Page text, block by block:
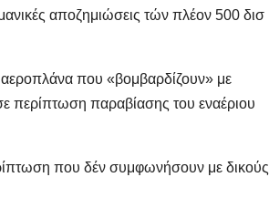
αποζημιώσεις τών πλέον 500 δισ
που «βομβαρδίζουν» με
περίπτωση παραβίασης του εναέριου
που δέν συμφωνήσουν με δικούς